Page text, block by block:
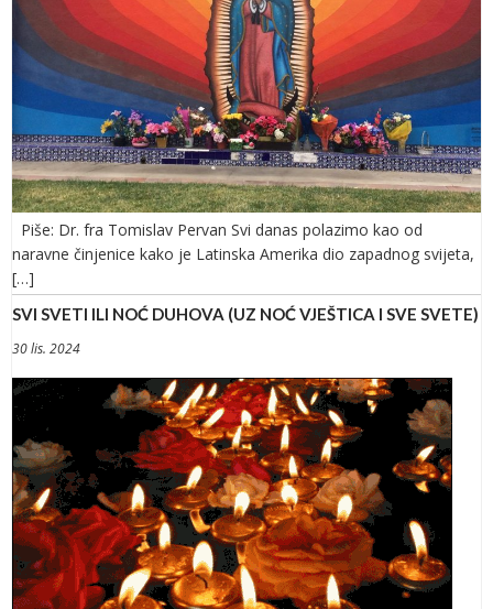
Piše: Dr. fra Tomislav Pervan Svi danas polazimo kao od
naravne činjenice kako je Latinska Amerika dio zapadnog svijeta,
[…]
SVI SVETI ILI NOĆ DUHOVA (UZ NOĆ VJEŠTICA I SVE SVETE)
30 lis. 2024